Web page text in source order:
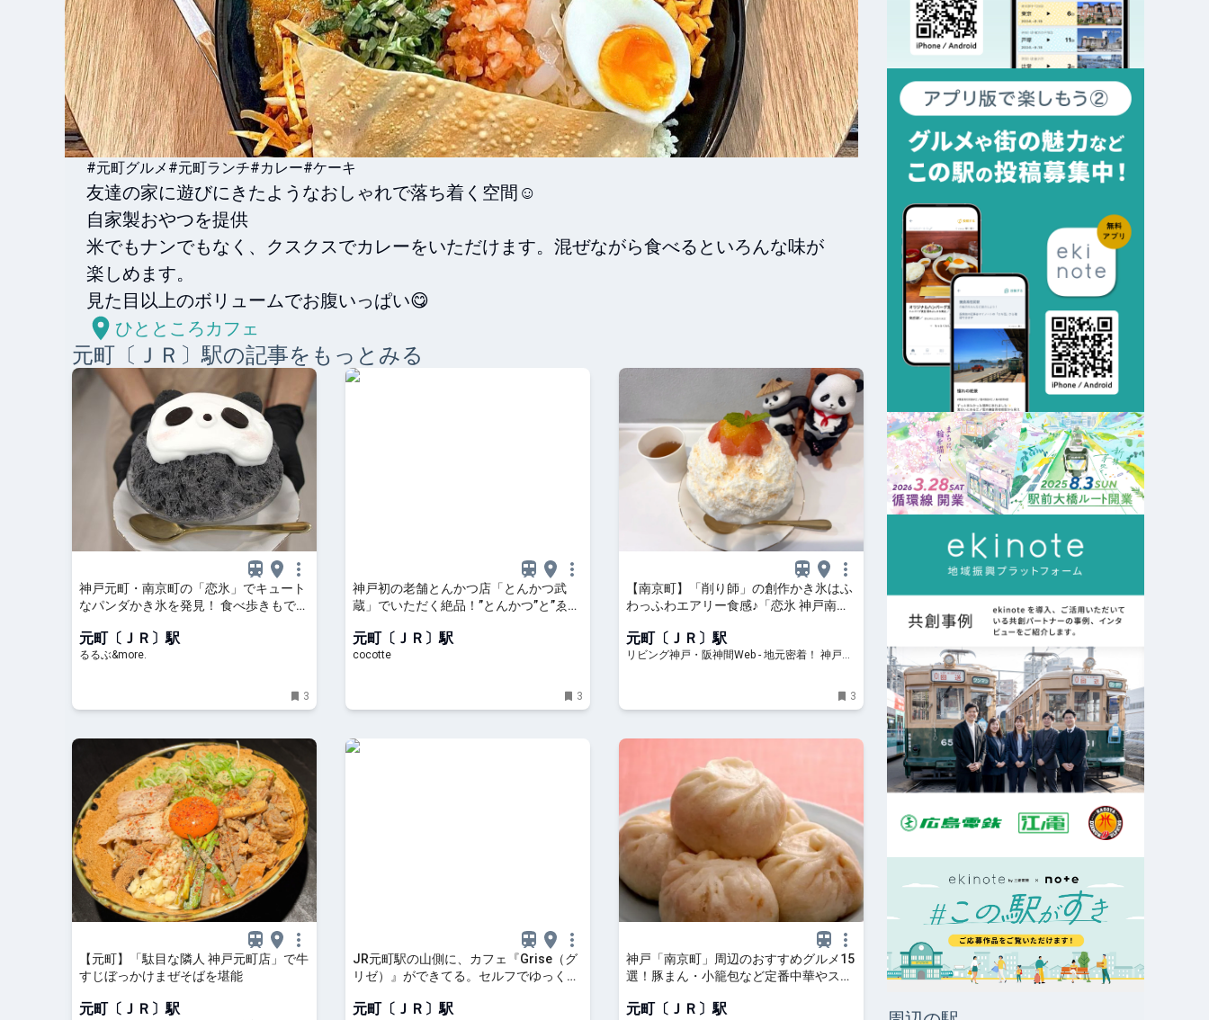
#元町グルメ #元町ランチ#カレー#ケーキ
友達の家に遊びにきたようなおしゃれで落ち着く空間☺︎
自家製おやつを提供
米でもナンでもなく、クスクスでカレーをいただけます。混ぜながら食べるといろんな味が
楽しめます。
見た目以上のボリュームでお腹いっぱい😋
ひとところカフェ
元町〔ＪＲ〕駅の記事をもっとみる
神戸元町・南京町の「恋氷」でキュート
なパンダかき氷を発見！ 食べ歩きもでき
&more.
元町〔ＪＲ〕駅
るるぶ&more.
3
神戸初の老舗とんかつ店「とんかつ武
蔵」でいただく絶品！”とんかつ”と”ゑび
元町〔ＪＲ〕駅
cocotte
3
【南京町】「削り師」の創作かき氷はふ
わっふわエアリー食感♪「恋氷 神戸南京
元町〔ＪＲ〕駅
リビング神戸・阪神間Web - 地元密着！ 神戸、
3
【元町】「駄目な隣人 神戸元町店」で牛
すじぼっかけまぜそばを堪能
元町〔ＪＲ〕駅
JR元町駅の山側に、カフェ『Grise（グ
リゼ）』ができてる。セルフでゆっくり
元町〔ＪＲ〕駅
神戸「南京町」周辺のおすすめグルメ15
選！豚まん・小籠包など定番中華やスイ
元町〔ＪＲ〕駅